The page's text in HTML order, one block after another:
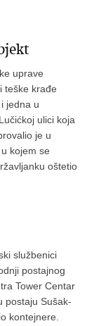
uprave
teške krađe
jedna u
ulici koja
je u
kojem se
oštetio
službenici
postajnog
Tower Centar
postaju Sušak-
kontejnere.